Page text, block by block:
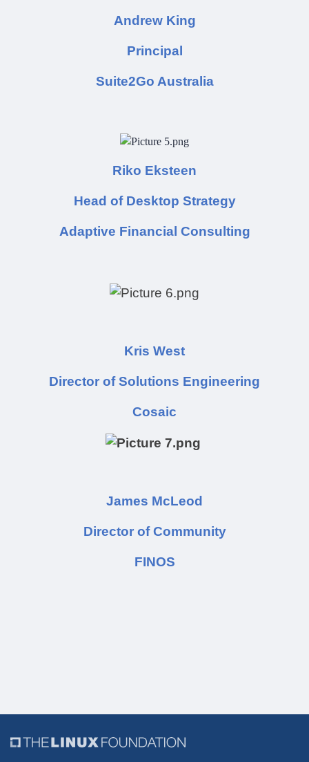
Andrew King
Principal
Suite2Go Australia
Riko Eksteen
Head of Desktop Strategy
Adaptive Financial Consulting
Kris West
Director of Solutions Engineering
Cosaic
James McLeod
Director of Community
FINOS